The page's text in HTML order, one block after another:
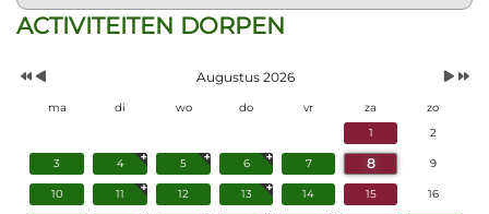
ACTIVITEITEN DORPEN
Vorig
Jaar
Vorige
Maand
Volgend
Augustus 2026
ma di wo do vr za
zo
1
2
3 4 5 6 7 8 9
10 11 12 13 14 15 16